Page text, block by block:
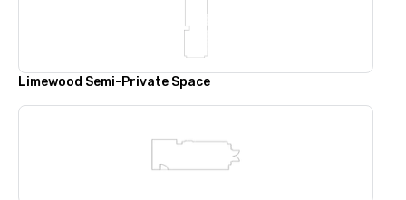
Limewood Semi-Private Space